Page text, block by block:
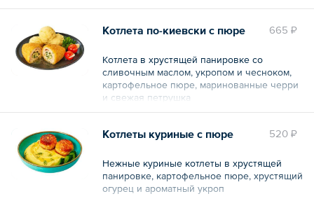
665 ₽
Котлета по-киевски с пюре
Котлета в хрустящей панировке со
сливочным маслом, укропом и чесноком,
картофельное пюре, маринованные черри
и свежая петрушка
520 ₽
Котлеты куриные с пюре
Нежные куриные котлеты в хрустящей
панировке, картофельное пюре, хрустящий
огурец и ароматный укроп